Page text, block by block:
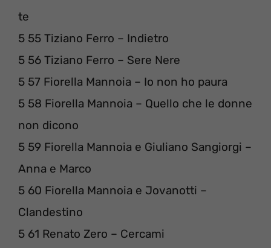
te
5 55 Tiziano Ferro – Indietro
5 56 Tiziano Ferro – Sere Nere
5 57 Fiorella Mannoia – Io non ho paura
5 58 Fiorella Mannoia – Quello che le donne
non dicono
5 59 Fiorella Mannoia e Giuliano Sangiorgi –
Anna e Marco
5 60 Fiorella Mannoia e Jovanotti –
Clandestino
5 61 Renato Zero – Cercami